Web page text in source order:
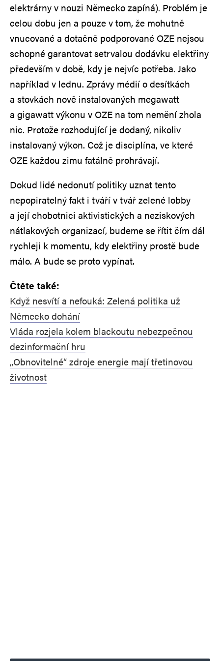
elektrárny v nouzi Německo zapíná). Problém je
celou dobu jen a pouze v tom, že mohutně
vnucované a dotačně podporované OZE nejsou
schopné garantovat setrvalou dodávku elektřiny
především v době, kdy je nejvíc potřeba. Jako
například v lednu. Zprávy médií o desítkách
a stovkách nově instalovaných megawatt
a gigawatt výkonu v OZE na tom nemění zhola
nic. Protože rozhodující je dodaný, nikoliv
instalovaný výkon. Což je disciplína, ve které
OZE každou zimu fatálně prohrávají.
Dokud lidé nedonutí politiky uznat tento
nepopiratelný fakt i tváří v tvář zelené lobby
a její chobotnici aktivistických a neziskových
nátlakových organizací, budeme se řítit čím dál
rychleji k momentu, kdy elektřiny prostě bude
málo. A bude se proto vypínat.
Čtěte také:
Když nesvítí a nefouká: Zelená politika už
Německo dohání
Vláda rozjela kolem blackoutu nebezpečnou
dezinformační hru
„Obnovitelné“ zdroje energie mají třetinovou
životnost